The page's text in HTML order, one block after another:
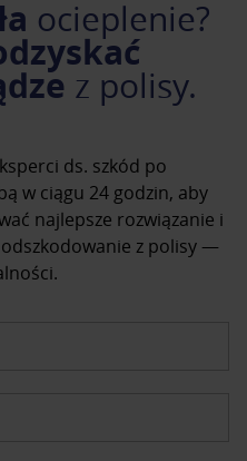
ocieplenie?
z polisy.
ds. szkód po
w ciągu 24 godzin, aby
najlepsze rozwiązanie i
z polisy —